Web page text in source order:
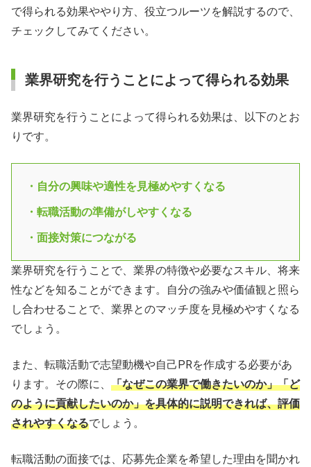
で得られる効果ややり方、役立つルーツを解説するので、
チェックしてみてください。
業界研究を行うことによって得られる効果
業界研究を行うことによって得られる効果は、以下のとお
りです。
・自分の興味や適性を見極めやすくなる
・転職活動の準備がしやすくなる
・面接対策につながる
業界研究を行うことで、業界の特徴や必要なスキル、将来
性などを知ることができます。自分の強みや価値観と照ら
し合わせることで、業界とのマッチ度を見極めやすくなる
でしょう。
また、転職活動で志望動機や自己PRを作成する必要があ
ります。その際に、 「なぜこの業界で働きたいのか」「ど
のように貢献したいのか」を具体的に説明できれば、評価
されやすくなるでしょう。
転職活動の面接では、応募先企業を希望した理由を聞かれ